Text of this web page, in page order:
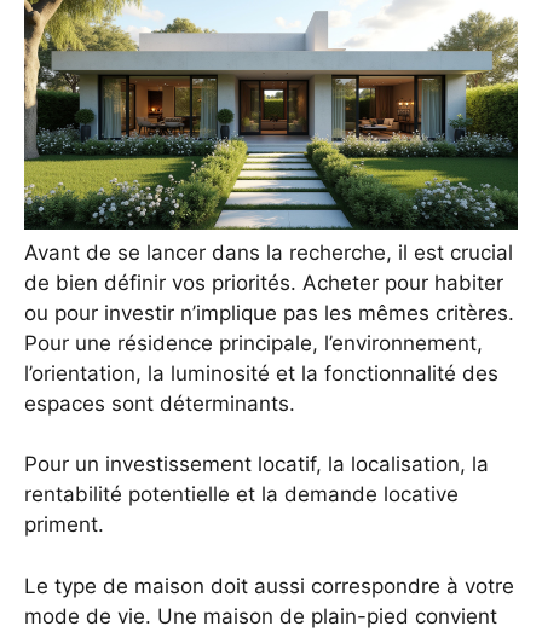
Avant de se lancer dans la recherche, il est crucial
de bien définir vos priorités. Acheter pour habiter
ou pour investir n’implique pas les mêmes critères.
Pour une résidence principale, l’environnement,
l’orientation, la luminosité et la fonctionnalité des
espaces sont déterminants.
Pour un investissement locatif, la localisation, la
rentabilité potentielle et la demande locative
priment.
Le type de maison doit aussi correspondre à votre
mode de vie. Une maison de plain-pied convient